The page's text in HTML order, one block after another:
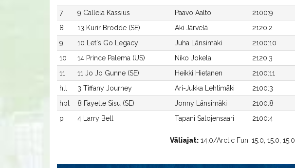
7
9 Callela Kassius Paavo Aalto 2100:9
8
13 Kurir Brodde (SE) Aki Järvelä 2120:2
9
10 Let's Go Legacy Juha Länsimäki 2100:10
10
14 Prince Palema (US) Niko Jokela 2120:3
11
11 Jo Jo Gunne (SE) Heikki Hietanen 2100:11
hll
3 Tiffany Journey Ari-Jukka Lehtimäki 2100:3
hpl
8 Fayette Sisu (SE) Jonny Länsimäki 2100:8
p
4 Larry Bell Tapani Salojensaari 2100:4
Väliajat:14.0/Arctic Fun, 15.0, 15.0, 15.0